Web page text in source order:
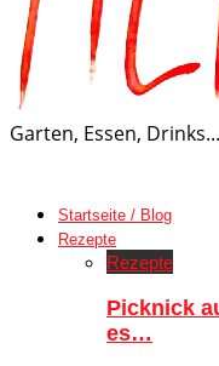
Garten, Essen,
Startseite / Blog
Rezepte
Rezepte
Picknick
es…